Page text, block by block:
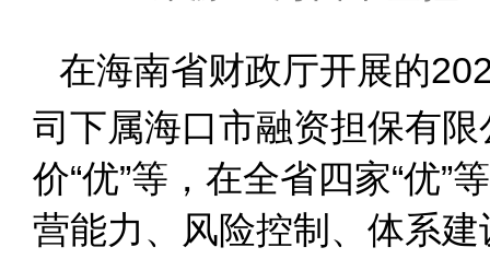
在海南省财政厅开展的
司下属海口市融资担保有
价“优”等，在全省四家“优
营能力、风险控制、体系